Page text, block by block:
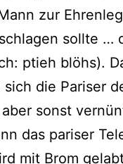
zur
sollte …
ptieh blöhs).
die Pariser
sonst
das pariser
mit Brom